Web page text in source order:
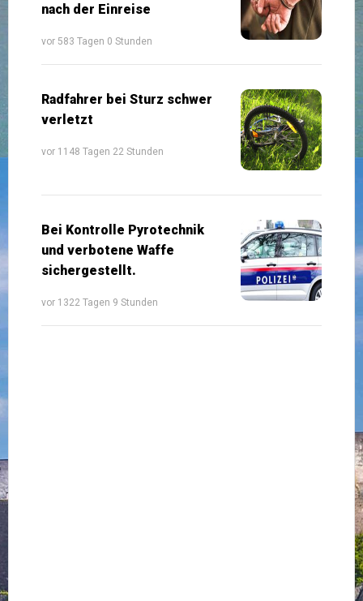
nach der Einreise
vor 583 Tagen 0 Stunden
Radfahrer bei Sturz schwer
verletzt
vor 1148 Tagen 22 Stunden
Bei Kontrolle Pyrotechnik
und verbotene Waffe
sichergestellt.
vor 1322 Tagen 9 Stunden